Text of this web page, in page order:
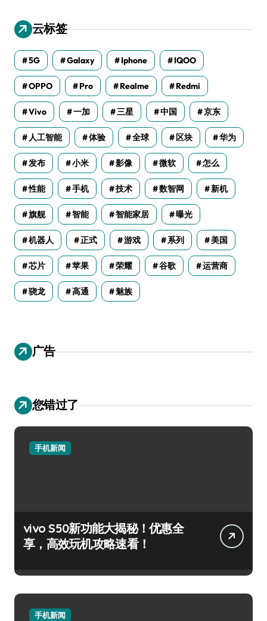
云标签
5G Galaxy Iphone IQOO
OPPO Pro Realme Redmi
Vivo 一加 三星 中国 京东
人工智能 体验 全球 区块 华为
发布 小米 影像 微软 怎么
性能 手机 技术 数智网 新机
旗舰 智能 智能家居 曝光
机器人 正式 游戏 系列 美国
芯片 苹果 荣耀 谷歌 运营商
骁龙 高通 魅族
广告
您错过了
手机新闻
vivo S50新功能大揭秘！优惠全
享，高效玩机攻略速看！
手机新闻